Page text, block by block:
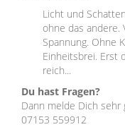
Licht und
ohne das andere.
Spannung. Ohne
Einheitsbrei. Erst
reich...
Du hast Fragen?
Dann melde Dich
07153 559912